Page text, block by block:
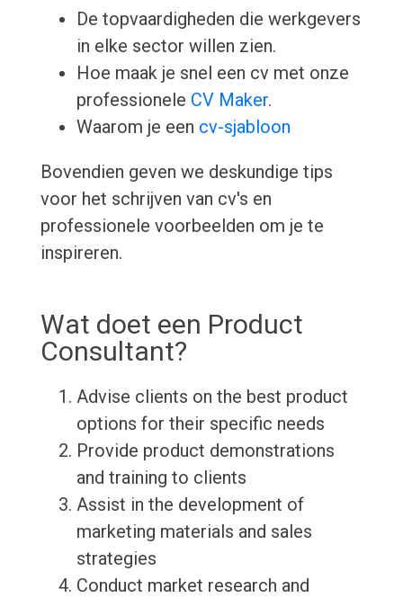
De topvaardigheden die werkgevers
in elke sector willen zien.
Hoe maak je snel een cv met onze
professionele CV Maker.
Waarom je een cv-sjabloon
Bovendien geven we deskundige tips
voor het schrijven van cv's en
professionele voorbeelden om je te
inspireren.
Wat doet een Product
Consultant?
Advise clients on the best product
options for their specific needs
Provide product demonstrations
and training to clients
Assist in the development of
marketing materials and sales
strategies
Conduct market research and